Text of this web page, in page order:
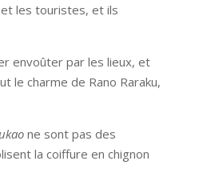
les touristes, et ils
envoûter par les lieux, et
le charme de Rano Raraku,
ne sont pas des
la coiffure en chignon